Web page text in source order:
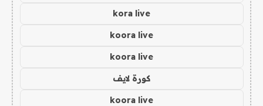
kora live
koora live
koora live
كورة لايف
koora live